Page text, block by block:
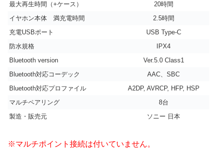
最大再生時間（+ケース）
20時間
イヤホン本体 満充電時間
2.5時間
充電USBポート
USB Type-C
防水規格
IPX4
Bluetooth version
Ver.5.0 Class1
Bluetooth対応コーデック
AAC、SBC
Bluetooth対応プロファイル
A2DP, AVRCP, HFP, HSP
マルチペアリング
8台
製造・販売元
ソニー 日本
※マルチポイント接続は付いていません。